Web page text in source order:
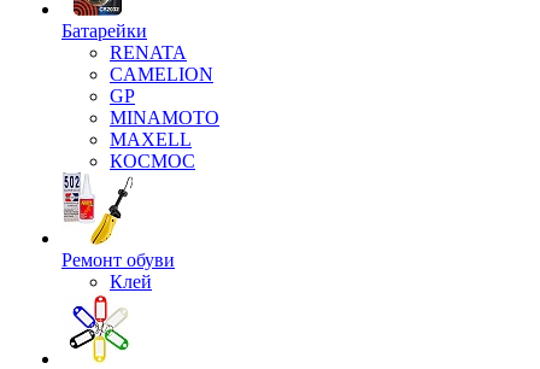
Батарейки
RENATA
CAMELION
GP
MINAMOTO
MAXELL
КОСМОС
Ремонт обуви
Клей